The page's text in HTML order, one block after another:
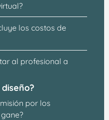
los costos de
al profesional a
por los